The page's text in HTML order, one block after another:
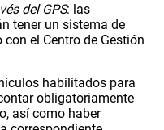
del GPS: las
tener un sistema de
el Centro de Gestión
habilitados para
obligatoriamente
así como haber